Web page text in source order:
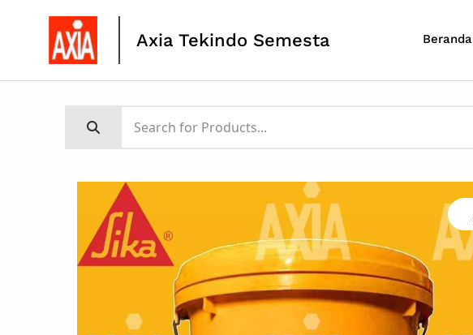
Axia Tekindo Semesta Beranda